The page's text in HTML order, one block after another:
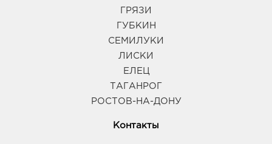
ГРЯЗИ
ГУБКИН
СЕМИЛУКИ
ЛИСКИ
ЕЛЕЦ
ТАГАНРОГ
РОСТОВ-НА-ДОНУ
Контакты